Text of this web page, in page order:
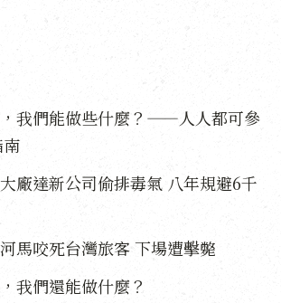
我們能做些什麼？——人人都可參
廠達新公司偷排毒氣 八年規避6千
馬咬死台灣旅客 下場遭擊斃
我們還能做什麼？